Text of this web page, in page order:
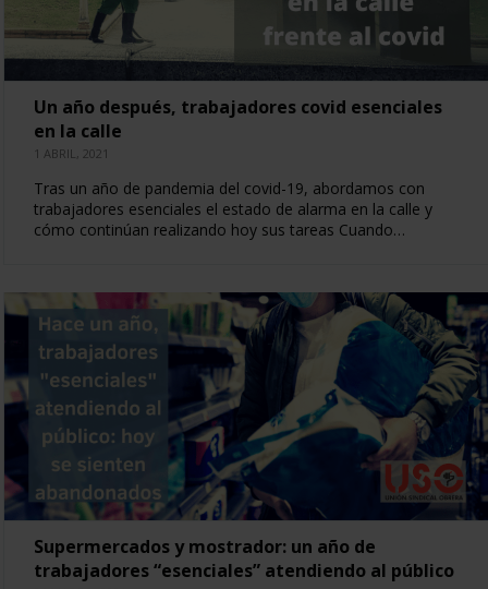
Un año después, trabajadores covid esenciales
en la calle
1 ABRIL, 2021
Tras un año de pandemia del covid-19, abordamos con
trabajadores esenciales el estado de alarma en la calle y
cómo continúan realizando hoy sus tareas Cuando…
Supermercados y mostrador: un año de
trabajadores “esenciales” atendiendo al público